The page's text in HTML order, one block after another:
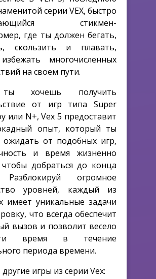
серии VEX, быстро
стикмен-
где ты должен бегать,
скользить и плавать,
многочисленных
на своем пути.
хочешь получить
от игр типа Super
или N+, Vex 5 предоставит
опыт, который ты
ожидать от подобных игр,
и время жизненно
добраться до конца
Разблокируй огромное
уровней, каждый из
имеет уникальные задачи
что всегда обеспечит
вызов и позволит весело
время в течение
периода времени.
игры из серии Vex: